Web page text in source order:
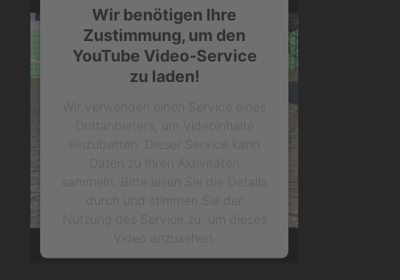
Wir benötigen Ihre
Zustimmung, um den
YouTube Video-Service
zu laden!